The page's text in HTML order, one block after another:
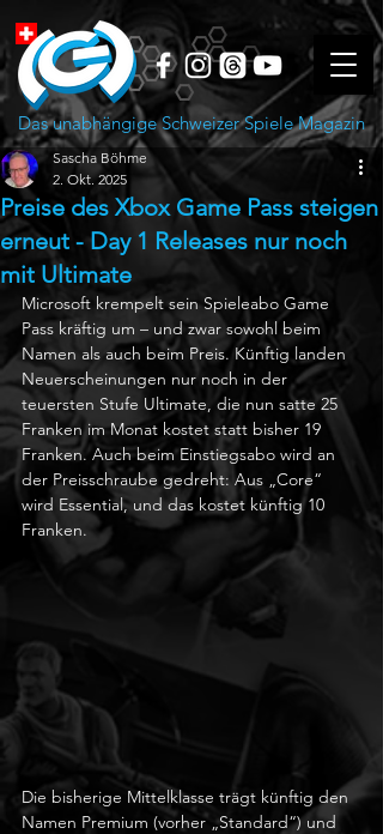
Das unabhängige Schweizer Spiele Magazin
Preise des Xbox Game Pass steigen
erneut - Day 1 Releases nur noch
mit Ultimate
Sascha Böhme
2. Okt. 2025
Microsoft krempelt sein Spieleabo Game
Pass kräftig um – und zwar sowohl beim
Namen als auch beim Preis. Künftig landen
Neuerscheinungen nur noch in der
teuersten Stufe Ultimate, die nun satte 25
Franken im Monat kostet statt bisher 19
Franken. Auch beim Einstiegsabo wird an
der Preisschraube gedreht: Aus „Core“
wird Essential, und das kostet künftig 10
Franken.
Die bisherige Mittelklasse trägt künftig den
Namen Premium (vorher „Standard“) und